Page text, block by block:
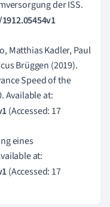
der ISS.
Matthias Kadler, Paul
Brüggen (2019).
Speed of the
Available at:
(Accessed: 17
eines
at:
(Accessed: 17